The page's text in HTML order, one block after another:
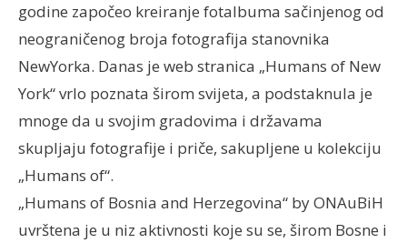
godine započeo kreiranje fotalbuma sačinjenog od
neograničenog broja fotografija stanovnika
NewYorka. Danas je web stranica „Humans of New
York“ vrlo poznata širom svijeta, a podstaknula je
mnoge da u svojim gradovima i državama
skupljaju fotografije i priče, sakupljene u kolekciju
„Humans of“.
„Humans of Bosnia and Herzegovina“ by ONAuBiH
uvrštena je u niz aktivnosti koje su se, širom Bosne i